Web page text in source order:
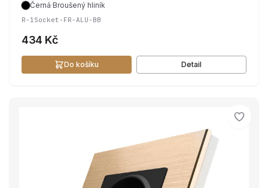
Černá·Broušený hliník
R-1Socket-FR-ALU-BB
434 Kč
Do košíku Detail